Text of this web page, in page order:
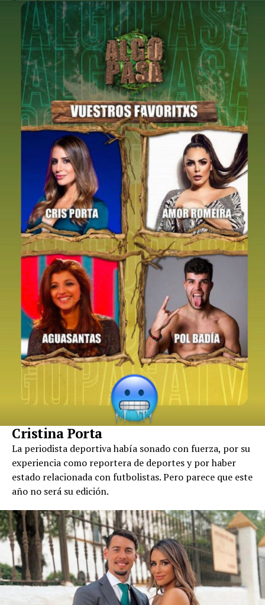
Cristina Porta
La periodista deportiva había sonado con fuerza, por su
experiencia como reportera de deportes y por haber
estado relacionada con futbolistas. Pero parece que este
año no será su edición.